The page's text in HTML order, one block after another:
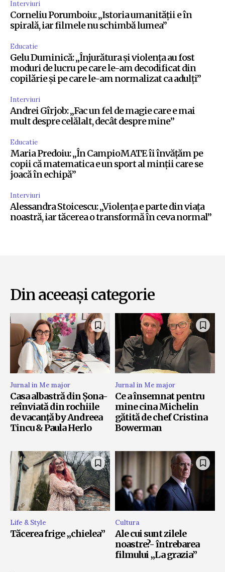
Interviuri
Corneliu Porumboiu: „Istoria umanității e în
spirală, iar filmele nu schimbă lumea”
Educatie
Gelu Duminică: „Înjurătura și violența au fost
moduri de lucru pe care le-am decodificat din
copilărie și pe care le-am normalizat ca adulți”
Interviuri
Andrei Gîrjob: „Fac un fel de magie care e mai
mult despre celălalt, decât despre mine”
Educatie
Maria Predoiu: „În CampioMATE îi învățăm pe
copii că matematica e un sport al minții care se
joacă în echipă”
Interviuri
Alessandra Stoicescu: „Violența e parte din viața
noastră, iar tăcerea o transformă în ceva normal”
Din aceeași categorie
Jurnal in Me major
Casa albastră din Șona-
reînviată din rochiile
de vacanță by Andreea
Tincu & Paula Herlo
Jurnal in Me major
Ce a însemnat pentru
mine cina Michelin
gătită de chef Cristina
Bowerman
Life & Style
Tăcerea frige „chielea”
Cultura
Ale cui sunt zilele
noastre?- întrebarea
filmului „La grazia”